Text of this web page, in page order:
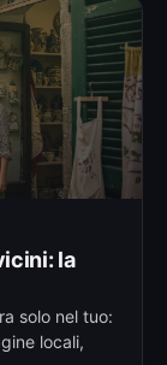
la
solo nel tuo:
locali,